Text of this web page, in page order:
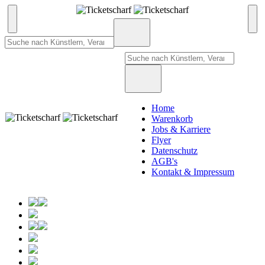
Home
Warenkorb
Jobs & Karriere
Flyer
Datenschutz
AGB's
Kontakt & Impressum